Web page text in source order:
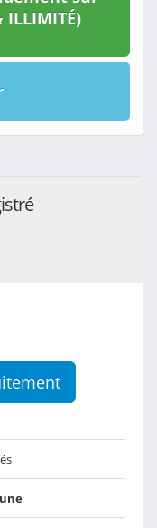
ILLIMITÉ)